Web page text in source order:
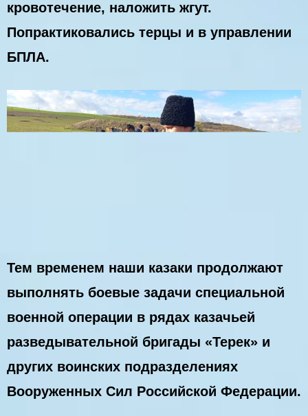
кровотечение, наложить жгут.
Попрактиковались терцы и в управлении
БПЛА.
Тем временем наши казаки продолжают
выполнять боевые задачи специальной
военной операции в рядах казачьей
разведывательной бригады «Терек» и
других воинских подразделениях
Вооруженных Сил Российской Федерации.